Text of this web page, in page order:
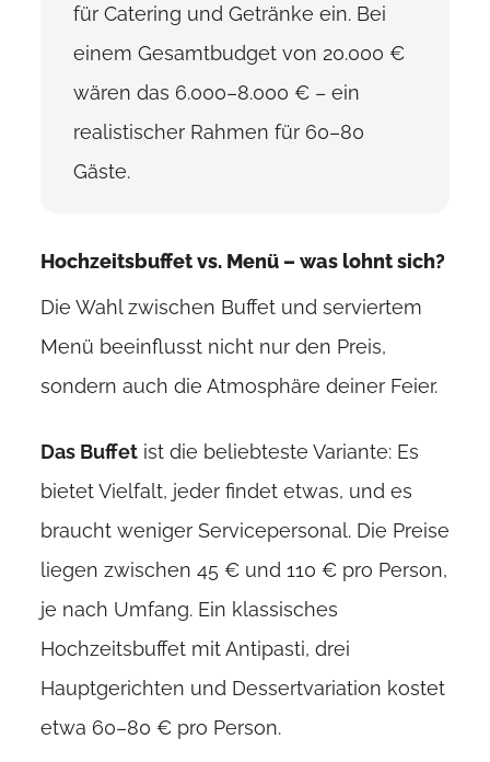
für Catering und Getränke ein. Bei
einem Gesamtbudget von 20.000 €
wären das 6.000–8.000 € – ein
realistischer Rahmen für 60–80
Gäste.
Hochzeitsbuffet vs. Menü – was lohnt sich?
Die Wahl zwischen Buffet und serviertem
Menü beeinflusst nicht nur den Preis,
sondern auch die Atmosphäre deiner Feier.
Das Buffetist die beliebteste Variante: Es
bietet Vielfalt, jeder findet etwas, und es
braucht weniger Servicepersonal. Die Preise
liegen zwischen 45 € und 110 € pro Person,
je nach Umfang. Ein klassisches
Hochzeitsbuffet mit Antipasti, drei
Hauptgerichten und Dessertvariation kostet
etwa 60–80 € pro Person.